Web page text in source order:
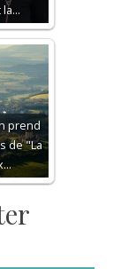
la…
prend
de "La